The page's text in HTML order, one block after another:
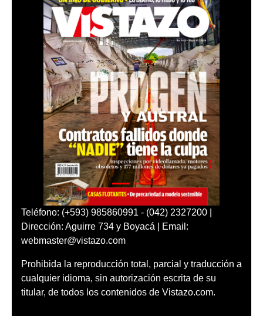
Teléfono: (+593) 985860991 - (042) 2327200 |
Dirección: Aguirre 734 y Boyacá | Email:
webmaster@vistazo.com
Prohibida la reproducción total, parcial y traducción a
cualquier idioma, sin autorización escrita de su
titular, de todos los contenidos de Vistazo.com.